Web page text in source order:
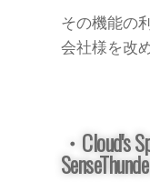
その機能の
会社様を改
・Cloud's